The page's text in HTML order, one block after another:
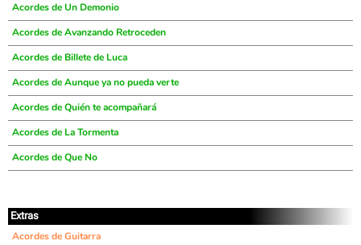
Acordes de Un Demonio
Acordes de Avanzando Retroceden
Acordes de Billete de Luca
Acordes de Aunque ya no pueda verte
Acordes de Quién te acompañará
Acordes de La Tormenta
Acordes de Que No
Extras
Acordes de Guitarra